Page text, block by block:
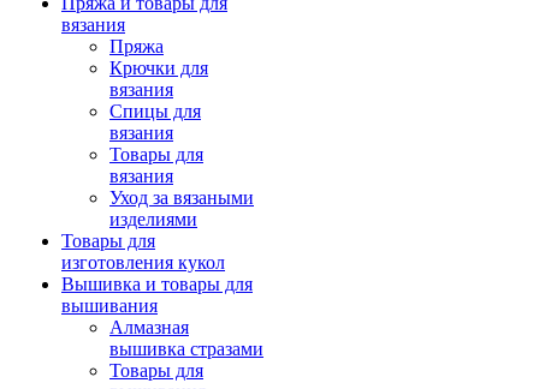
вязания
Пряжа
Крючки для
вязания
Спицы для
вязания
Товары для
вязания
Уход за вязаными
изделиями
Товары для
изготовления кукол
Вышивка и товары для
вышивания
Алмазная
вышивка стразами
Товары для